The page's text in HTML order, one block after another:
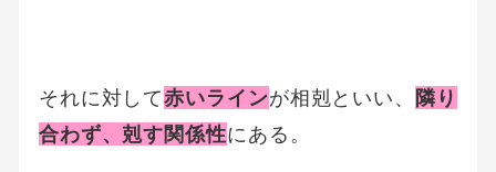
それに対して赤いラインが相剋といい、
隣り
合わず、剋す関係性にある。